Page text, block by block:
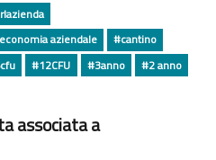
aziendale
#cantino
#12CFU #3anno #2 anno
associata a